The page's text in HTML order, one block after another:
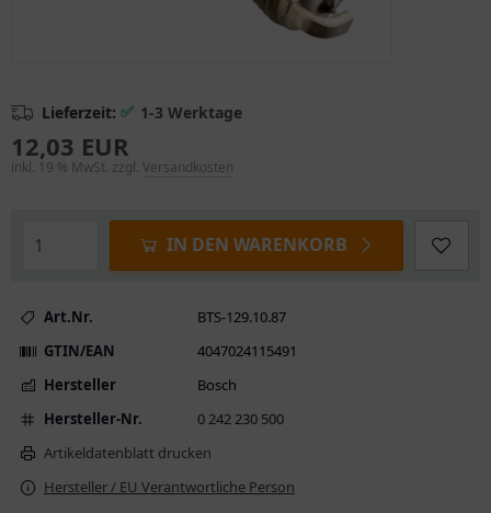
Lieferzeit: ✅ 1-3 Werktage
12,03 EUR
inkl. 19 % MwSt. zzgl. Versandkosten
IN DEN WARENKORB
Art.Nr.
BTS-129.10.87
GTIN/EAN
4047024115491
Hersteller
Bosch
Hersteller-Nr.
0 242 230 500
Artikeldatenblatt drucken
Hersteller / EU Verantwortliche Person